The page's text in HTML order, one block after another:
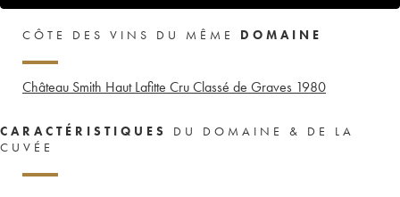
CÔTE DES VINS DU MÊME DOMAINE
Château Smith Haut Lafitte Cru Classé de Graves 1980
CARACTÉRISTIQUES
DU DOMAINE & DE LA
CUVÉE